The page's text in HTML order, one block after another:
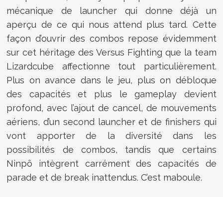
mécanique de launcher qui donne déjà un
aperçu de ce qui nous attend plus tard. Cette
façon d’ouvrir des combos repose évidemment
sur cet héritage des Versus Fighting que la team
Lizardcube affectionne tout particulièrement.
Plus on avance dans le jeu, plus on débloque
des capacités et plus le gameplay devient
profond, avec l’ajout de cancel, de mouvements
aériens, d’un second launcher et de finishers qui
vont apporter de la diversité dans les
possibilités de combos, tandis que certains
Ninpô intègrent carrément des capacités de
parade et de break inattendus. C’est maboule.